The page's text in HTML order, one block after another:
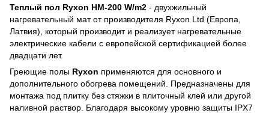
Теплый пол Ryxon HM-200 W/m2 - двухжильный
нагревательный мат от производителя Ryxon Ltd (Европа,
Латвия), который производит и реализует нагревательные
электрические кабели с европейской сертификацией более
двадцати лет.
Греющие полы Ryxon применяются для основного и
дополнительного обогрева помещений. Предназначены для
монтажа под плитку без стяжки в плиточный клей или другой
наливной раствор. Благодаря высокому уровню защиты IPX7